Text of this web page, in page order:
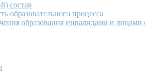
состав
образовательного процесса
образования инвалидами и